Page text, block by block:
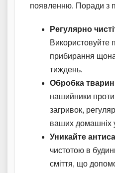
появленню. Поради з
Регулярно
Використовуйте
прибирання
тиждень.
Обробка
нашийники проти
загривок,
ваших домашніх
Уникайте
чистотою в
сміття, що